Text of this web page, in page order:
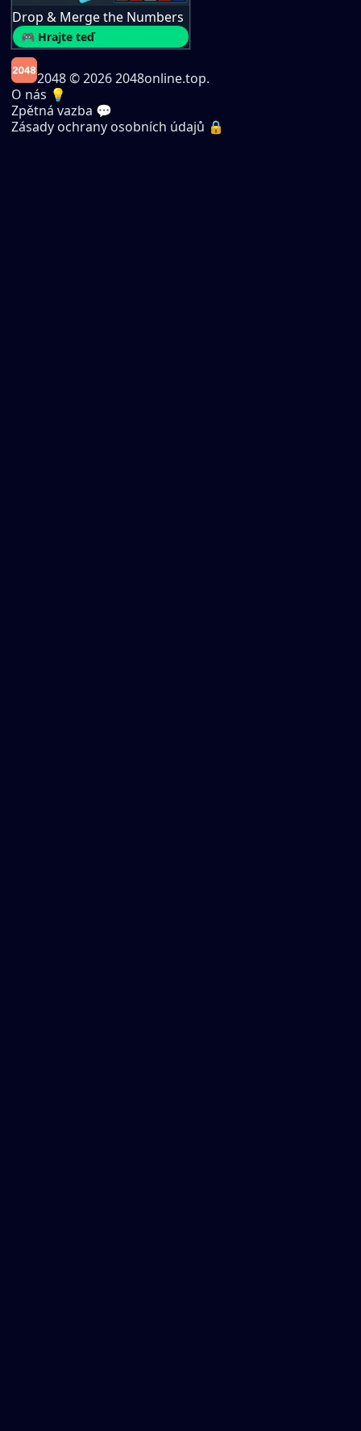
Drop & Merge the Numbers
🎮 Hrajte teď
2048© 2026 2048online.top.
O nás 💡
Zpětná vazba 💬
Zásady ochrany osobních údajů 🔒